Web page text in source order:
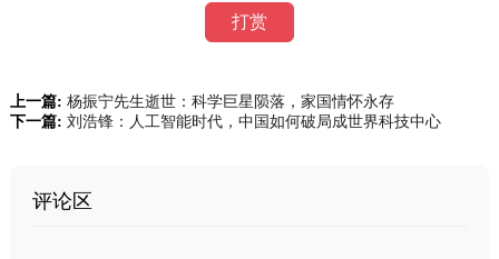
打赏
上一篇: 杨振宁先生逝世：科学巨星陨落，家国情怀永存
下一篇: 刘浩锋：人工智能时代，中国如何破局成世界科技中心
评论区